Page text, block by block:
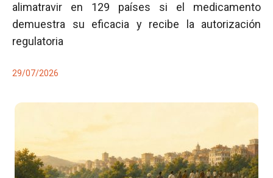
alimatravir en 129 países si el medicamento
demuestra su eficacia y recibe la autorización
regulatoria
29/07/2026